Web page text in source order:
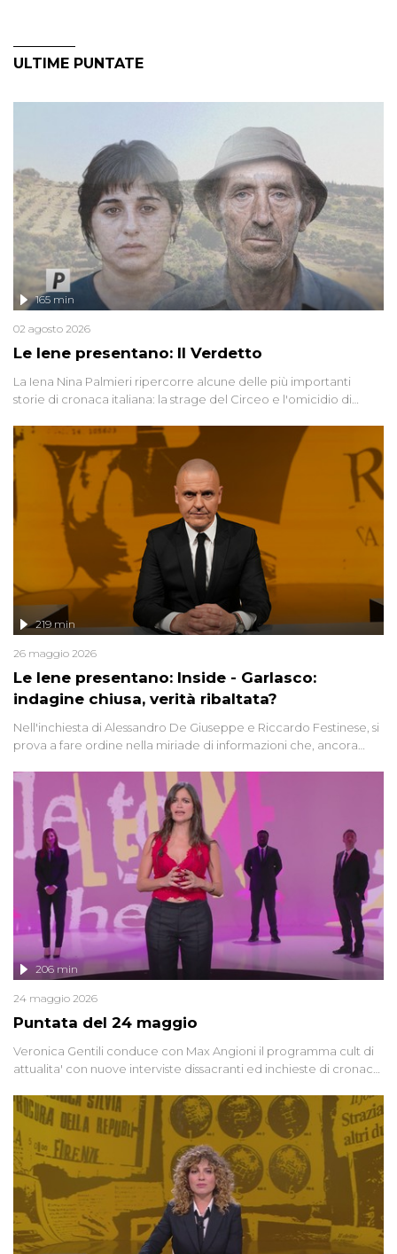
ULTIME PUNTATE
Le Iene presentano: Il Verdetto
165 min
02 agosto 2026
La Iena Nina Palmieri ripercorre alcune delle più importanti
storie di cronaca italiana: la strage del Circeo e l'omicidio di
Le Iene presentano: Inside - Garlasco:
indagine chiusa, verità ribaltata?
219 min
26 maggio 2026
Nell'inchiesta di Alessandro De Giuseppe e Riccardo Festinese, si
prova a fare ordine nella miriade di informazioni che, ancora
giudiziarie più discusse degli ultimi anni. Lo speciale ricostruisce la
vicenda mettendo in fila testimonianze, errori, dettagli
controversi e i protagonisti di un'indagine che sembra non avere
fine.
Puntata del 24 maggio
206 min
24 maggio 2026
Veronica Gentili conduce con Max Angioni il programma cult di
attualita' con nuove interviste dissacranti ed inchieste di cronaca